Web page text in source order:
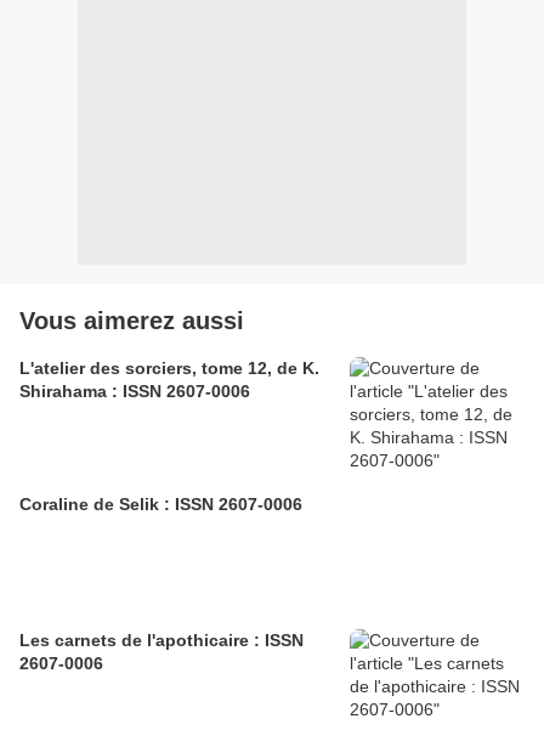
Vous aimerez aussi
L'atelier des sorciers, tome 12, de K.
Shirahama : ISSN 2607-0006
Coraline de Selik : ISSN 2607-0006
Les carnets de l'apothicaire : ISSN
2607-0006